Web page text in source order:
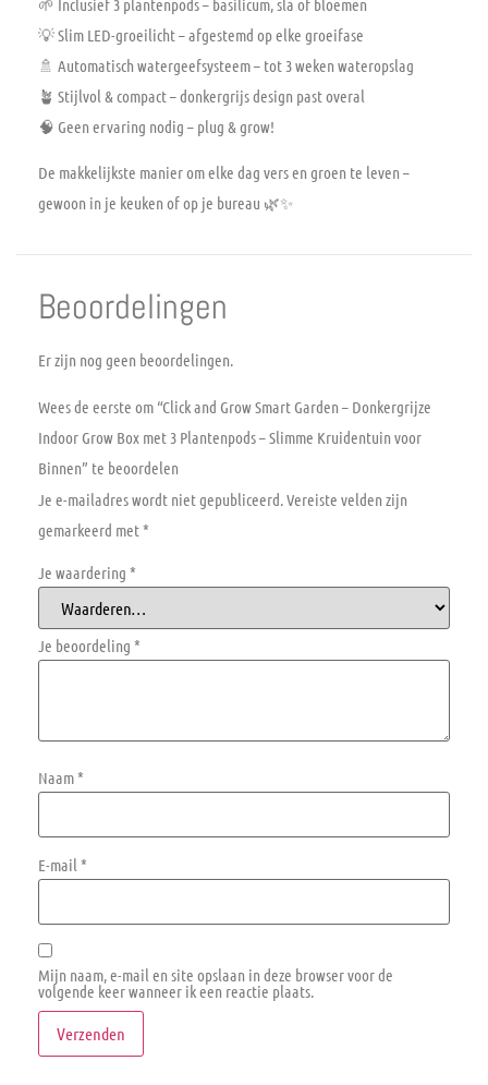
💡 Slim LED-groeilicht – afgestemd op elke groeifase
🚿 Automatisch watergeefsysteem – tot 3 weken wateropslag
🪴 Stijlvol & compact – donkergrijs design past overal
🧠 Geen ervaring nodig – plug & grow!
De makkelijkste manier om elke dag vers en groen te leven –
gewoon in je keuken of op je bureau 🌿✨
Beoordelingen
Er zijn nog geen beoordelingen.
Wees de eerste om “Click and Grow Smart Garden – Donkergrijze
Indoor Grow Box met 3 Plantenpods – Slimme Kruidentuin voor
Binnen” te beoordelen
Je e-mailadres wordt niet gepubliceerd.Vereiste velden zijn
gemarkeerd met*
Je waardering *
Je beoordeling *
Naam*
E-mail *
Mijn naam, e-mail en site opslaan in deze browser voor de
volgende keer wanneer ik een reactie plaats.